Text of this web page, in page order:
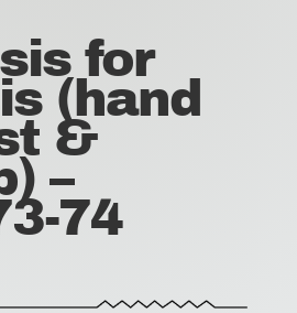
for
(hand
&
–
74